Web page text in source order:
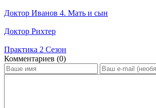
Доктор Иванов 4. Мать и сын
Доктор Рихтер
Практика 2 Сезон
Ком­мен­та­ри­ев (0)